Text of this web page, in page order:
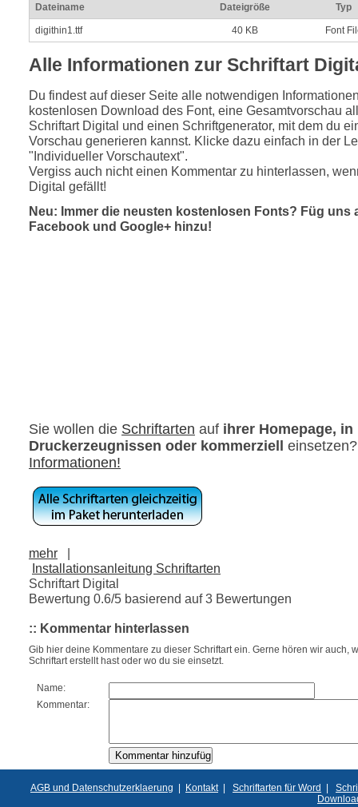
Dateiname Dateigröße Typ
digithin1.ttf 40 KB Font
Alle Informationen zur Schriftart
Du findest auf dieser Seite alle notwendigen
kostenlosen Download des Font, eine Gesamtvorschau
Schriftart Digital und einen Schriftgenerator, mit dem du
Vorschau generieren kannst. Klicke dazu einfach in der
"Individueller Vorschautext".
Vergiss auch nicht einen Kommentar zu hinterlassen,
Digital gefällt!
Neu: Immer die neusten kostenlosen Fonts? Füg uns
Facebook und Google+ hinzu!
Sie wollen die Schriftarten auf ihrer Homepage, in
Druckerzeugnissen oder kommerziell
Informationen!
mehr
|
Installationsanleitung Schriftarten
Schriftart Digital
Bewertung 0.6/5 basierend auf3 Bewertungen
:: Kommentar hinterlassen
Gib hier deine Kommentare zu dieser Schriftart ein. Gerne hören wir auch,
Schriftart erstellt hast oder wo du sie einsetzt.
Name:
Kommentar:
AGB und Datenschutzerklaerung | Kontakt| Schriftarten für Word |